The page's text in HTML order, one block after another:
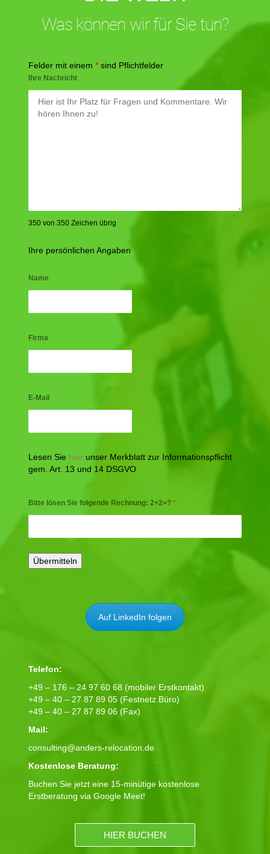
Was können wir für Sie tun?
Felder mit einem * sind Pflichtfelder
Ihre Nachricht
350 von 350 Zeichen übrig
Ihre persönlichen Angaben
Name
Firma
E-Mail
Lesen Sie hier unser Merkblatt zur Informationspflicht
gem. Art. 13 und 14 DSGVO
Bitte lösen Sie folgende Rechnung: 2+2=? *
Auf LinkedIn folgen
Telefon:
+49 – 176 – 24 97 60 68 (mobiler Erstkontakt)
+49 – 40 – 27 87 89 05 (Festnetz Büro)
+49 – 40 – 27 87 89 06 (Fax)
Mail:
consulting@anders-relocation.de
Kostenlose Beratung:
Buchen Sie jetzt eine 15-minütige kostenlose
Erstberatung via Google Meet!
HIER BUCHEN